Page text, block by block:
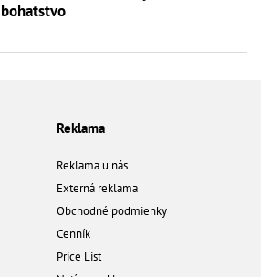
bohatstvo
Reklama
Reklama u nás
Externá reklama
Obchodné podmienky
Cenník
Price List